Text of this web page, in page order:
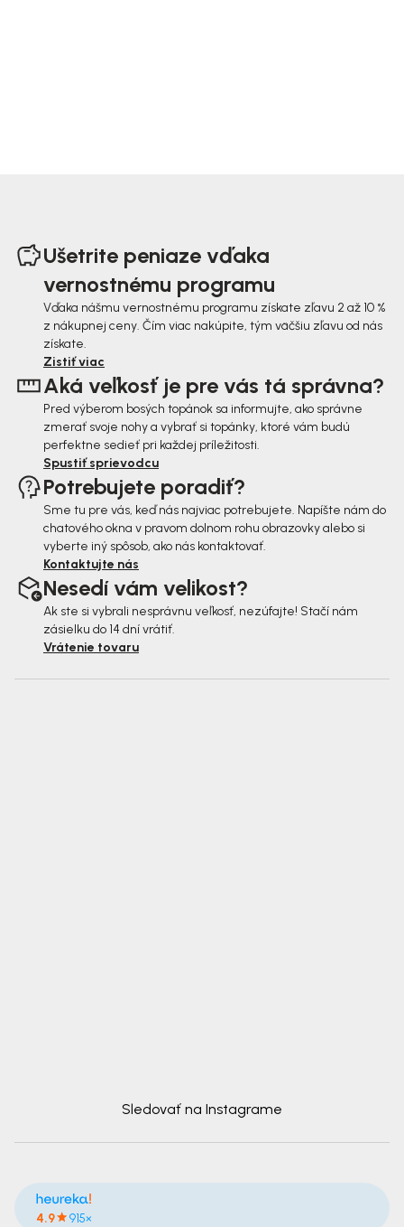
Ušetrite peniaze vďaka
vernostnému programu
Vďaka nášmu vernostnému programu získate zľavu 2 až 10 %
z nákupnej ceny. Čím viac nakúpite, tým väčšiu zľavu od nás
získate.
Zistiť viac
Aká veľkosť je pre vás tá správna?
Pred výberom bosých topánok sa informujte, ako správne
zmerať svoje nohy a vybrať si topánky, ktoré vám budú
perfektne sedieť pri každej príležitosti.
Spustiť sprievodcu
Potrebujete poradiť?
Sme tu pre vás, keď nás najviac potrebujete. Napíšte nám do
chatového okna v pravom dolnom rohu obrazovky alebo si
vyberte iný spôsob, ako nás kontaktovať.
Kontaktujte nás
Nesedí vám velikost?
Ak ste si vybrali nesprávnu veľkosť, nezúfajte! Stačí nám
zásielku do 14 dní vrátiť.
Vrátenie tovaru
Sledovať na Instagrame
4.9 915×